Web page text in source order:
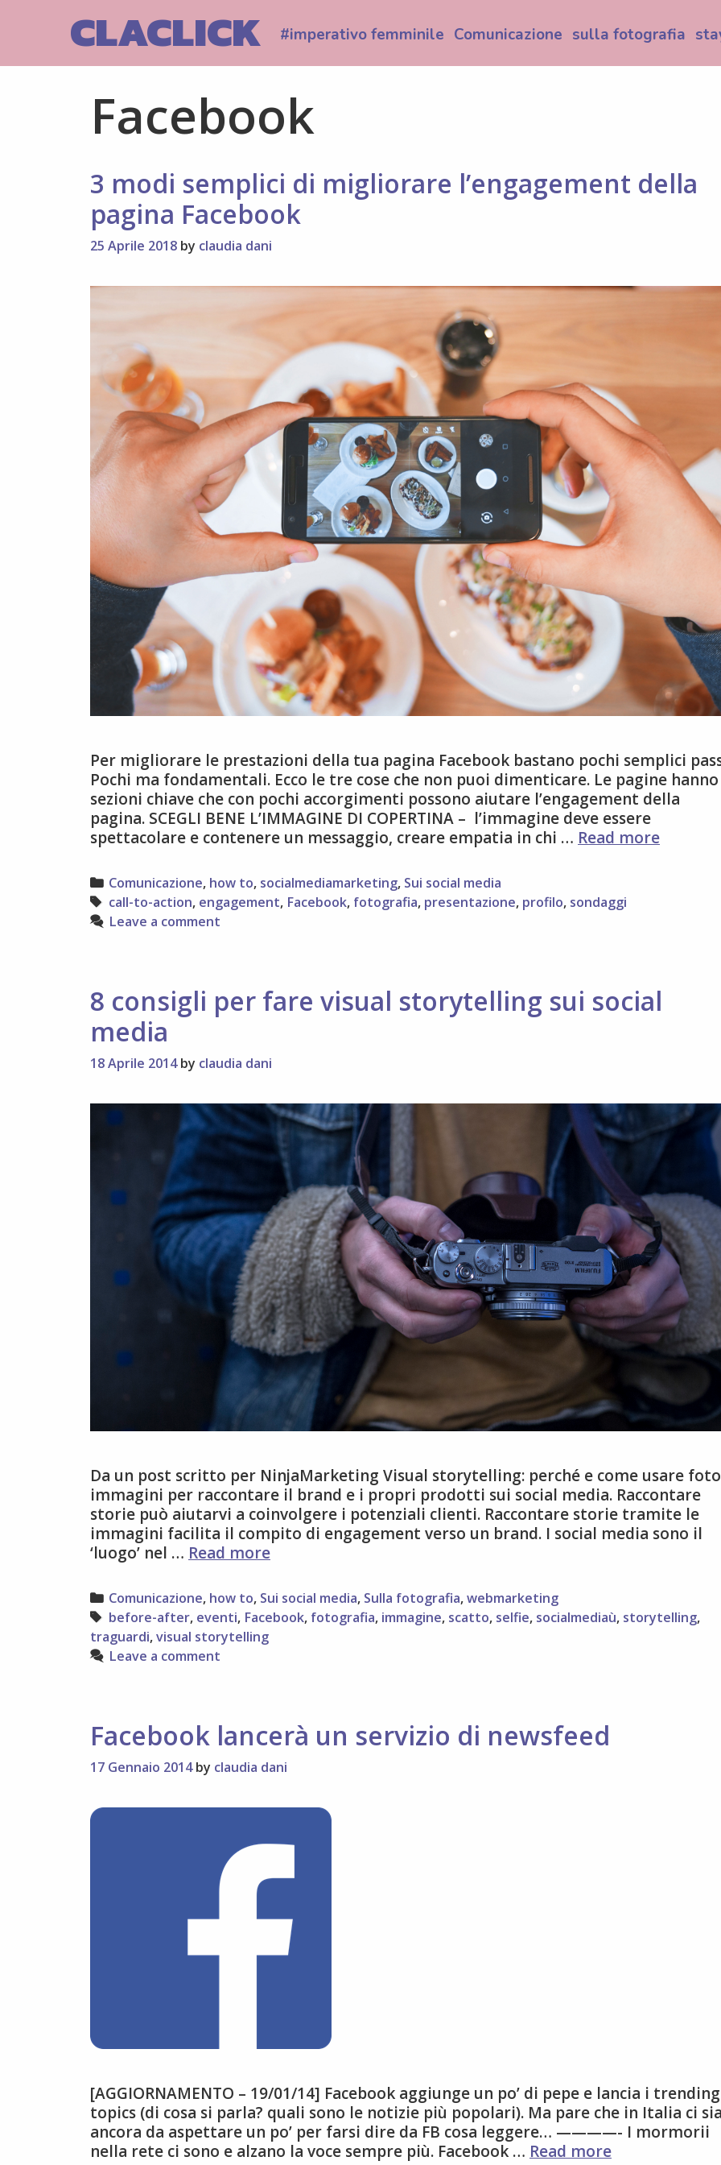
CLACLICK #imperativo femminile Comunicazione sulla fotografia
Facebook
3 modi semplici di migliorare l’engagement della
pagina Facebook
25 Aprile 2018 by claudia dani
Per migliorare le prestazioni della tua pagina Facebook bastano pochi semplici
Pochi ma fondamentali. Ecco le tre cose che non puoi dimenticare. Le pagine hanno
sezioni chiave che con pochi accorgimenti possono aiutare l’engagement della
pagina. SCEGLI BENE L’IMMAGINE DI COPERTINA – l’immagine deve essere
spettacolare e contenere un messaggio, creare empatia in chi … Read more3
Facebook
Categories
Comunicazione, how to, socialmediamarketing, Sui social media
Tags
call-to-action, engagement, Facebook, fotografia, presentazione, profilo, sondaggi
Leave a comment
8 consigli per fare visual storytelling sui social
media
18 Aprile 2014 by claudia dani
Da un post scritto per NinjaMarketing Visual storytelling: perché e come usare
immagini per raccontare il brand e i propri prodotti sui social media. Raccontare
storie può aiutarvi a coinvolgere i potenziali clienti. Raccontare storie tramite le
immagini facilita il compito di engagement verso un brand. I social media sono il
‘luogo’ nel … Read more8
per
fare
visual
Categories
Comunicazione, how to, Sui social media, Sulla fotografia,webmarketing
Tags
before-after, eventi, Facebook, fotografia, immagine, scatto, selfie, socialmediaù, storytelling,
traguardi,visual storytelling
Leave a comment
Facebook lancerà un servizio di newsfeed
17 Gennaio 2014 by claudia dani
[AGGIORNAMENTO – 19/01/14] Facebook aggiunge un po’ di pepe e lancia i trending
topics (di cosa si parla? quali sono le notizie più popolari). Ma pare che in Italia ci sia
ancora da aspettare un po’ per farsi dire da FB cosa leggere… ————- I mormorii
nella rete ci sono e alzano la voce sempre più. Facebook … Read moreFacebook